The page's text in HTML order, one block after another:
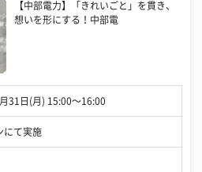
【中部電力】「きれいごと」を貫き、
想いを形にする！中部電
31日(月) 15:00〜16:00
にて実施